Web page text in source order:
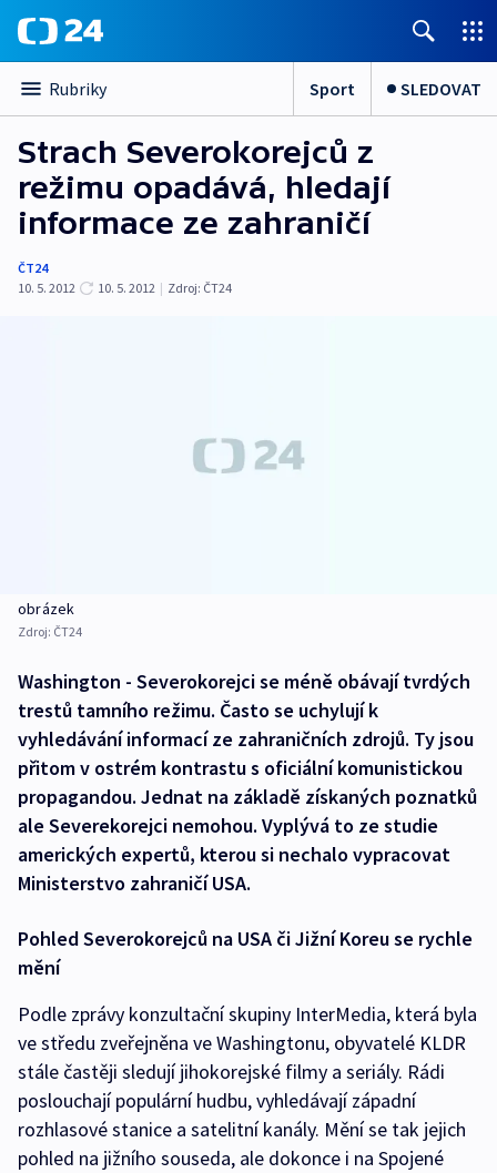
Rubriky Sport SLEDOVAT
Strach Severokorejců z
režimu opadává, hledají
informace ze zahraničí
ČT24
10. 5. 2012
10. 5. 2012 | Zdroj: ČT24
obrázek
Zdroj: ČT24
Washington - Severokorejci se méně obávají tvrdých
trestů tamního režimu. Často se uchylují k
vyhledávání informací ze zahraničních zdrojů. Ty jsou
přitom v ostrém kontrastu s oficiální komunistickou
propagandou. Jednat na základě získaných poznatků
ale Severekorejci nemohou. Vyplývá to ze studie
amerických expertů, kterou si nechalo vypracovat
Ministerstvo zahraničí USA.
Pohled Severokorejců na USA či Jižní Koreu se rychle
mění
Podle zprávy konzultační skupiny InterMedia, která byla
ve středu zveřejněna ve Washingtonu, obyvatelé KLDR
stále častěji sledují jihokorejské filmy a seriály. Rádi
poslouchají populární hudbu, vyhledávají západní
rozhlasové stanice a satelitní kanály. Mění se tak jejich
pohled na jižního souseda, ale dokonce i na Spojené